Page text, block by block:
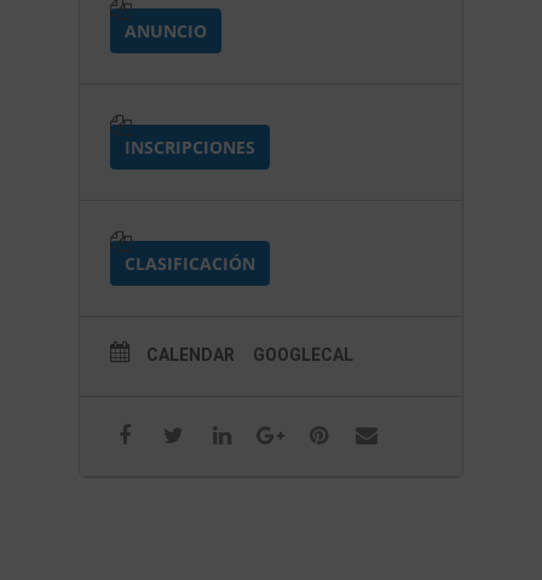
ANUNCIO
INSCRIPCIONES
CLASIFICACIÓN
CALENDAR GOOGLECAL